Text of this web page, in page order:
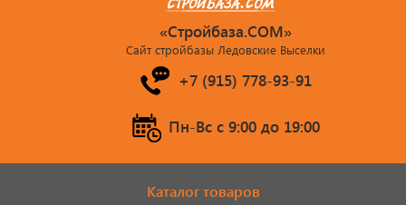
«Стройбаза.COM»
Сайт стройбазы Ледовские Выселки
+7 (915) 778-93-91
Пн-Вс c 9:00 до 19:00
Каталог товаров